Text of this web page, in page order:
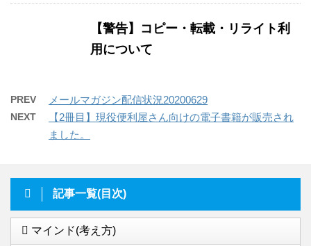
【警告】コピー・転載・リライト利
用について
PREV メールマガジン配信状況20200629
NEXT
【2冊目】現役便利屋さん向けの電子書籍が販売され
ました。
記事一覧(目次)
マインド(考え方)